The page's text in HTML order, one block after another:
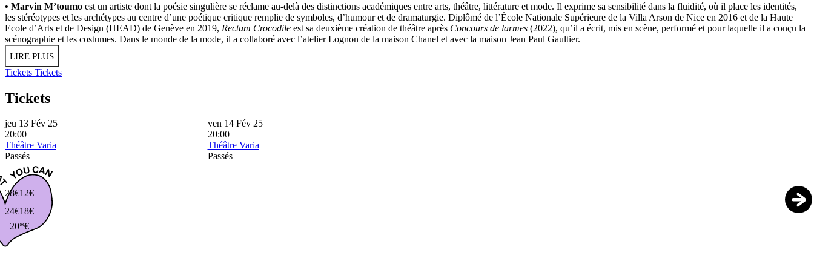
• Marvin M’toumo est un artiste dont la poésie singulière se réclame au-delà des distinctions académiques entre arts, théâtre, littérature et mode. Il exprime sa sensibilité dans la fluidité, où il place les identités,
les stéréotypes et les archétypes au centre d’une poétique critique remplie de symboles, d’humour et de dramaturgie. Diplômé de l’École Nationale Supérieure de la Villa Arson de Nice en 2016 et de la Haute
Ecole d’Arts et de Design (HEAD) de Genève en 2019, Rectum Crocodile est sa deuxième création de théâtre après Concours de larmes (2022), qu’il a écrit, mis en scène, performé et pour laquelle il a conçu la
scénographie et les costumes. Dans le monde de la mode, il a collaboré avec l’atelier Lognon de la maison Chanel et avec la maison Jean Paul Gaultier.
LIRE PLUS
Tickets Tickets
Tickets
jeu 13 Fév 25
20:00
Théâtre Varia
Passés
ven 14 Fév 25
20:00
Théâtre Varia
Passés
28€
24€
20*€
18€
12€